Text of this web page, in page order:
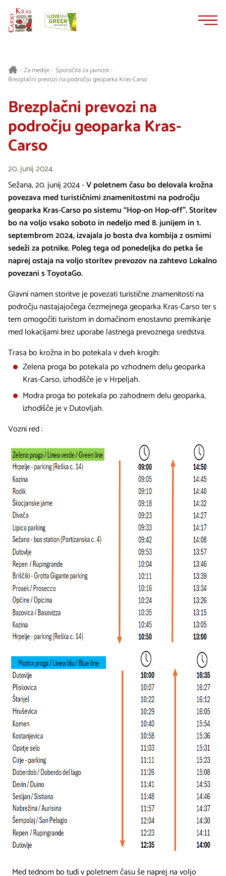
>Za medije> Sporočila za javnost>
Brezplačni prevozi na področju geoparka Kras-Carso
Brezplačni prevozi na
področju geoparka Kras-
Carso
20. junij 2024
Sežana, 20. junij 2024 -V poletnem času bo delovala krožna
povezava med turističnimi znamenitostmi na področju
geoparka Kras-Carso po sistemu “Hop-on Hop-off”. Storitev
bo na voljo vsako soboto in nedeljo med 8. junijem in 1.
septembrom 2024, izvajala jo bosta dva kombija z osmimi
sedeži za potnike. Poleg tega od ponedeljka do petka še
naprej ostaja na voljo storitev prevozov na zahtevo Lokalno
povezani s ToyotaGo.
Glavni namen storitve je povezati turistične znamenitosti na
področju nastajajočega čezmejnega geoparka Kras-Carso ter s
tem omogočiti turistom in domačinom enostavno premikanje
med lokacijami brez uporabe lastnega prevoznega sredstva.
Trasa bo krožna in bo potekala v dveh krogih:
Zelena proga bo potekala po vzhodnem delu geoparka
Kras-Carso, izhodišče je v Hrpeljah.
Modra proga bo potekala po zahodnem delu geoparka,
izhodišče je v Dutovljah.
Vozni red :
Med tednom bo tudi v poletnem času še naprej na voljo